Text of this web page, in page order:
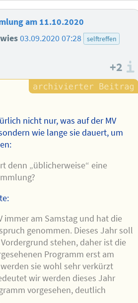
am 11.10.2020
03.09.2020 07:28
selftreffen
+2
nicht nur, was auf der MV
wie lange sie dauert, um
denn „üblicherweise“ eine
immer am Samstag und hat die
genommen. Dieses Jahr soll
stehen, daher ist die
Programm erst am
sie wohl sehr verkürzt
wir werden dieses Jahr
vorgesehen, deutlich